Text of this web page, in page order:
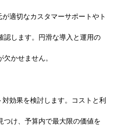
適切なカスタマーサポートやト
認します。円滑な導入と運用の
かせません。
効果を検討します。コストと利
け、予算内で最大限の価値を